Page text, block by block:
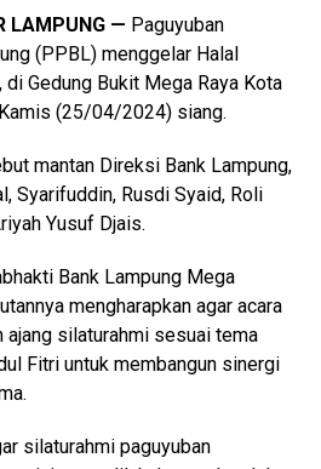
LAMPUNG — Paguyuban
(PPBL) menggelar Halal
Gedung Bukit Mega Raya Kota
(25/04/2024) siang.
mantan Direksi Bank Lampung,
Syarifuddin, Rusdi Syaid, Roli
Yusuf Djais.
Bank Lampung Mega
mengharapkan agar acara
ajang silaturahmi sesuai tema
Fitri untuk membangun sinergi
silaturahmi paguyuban